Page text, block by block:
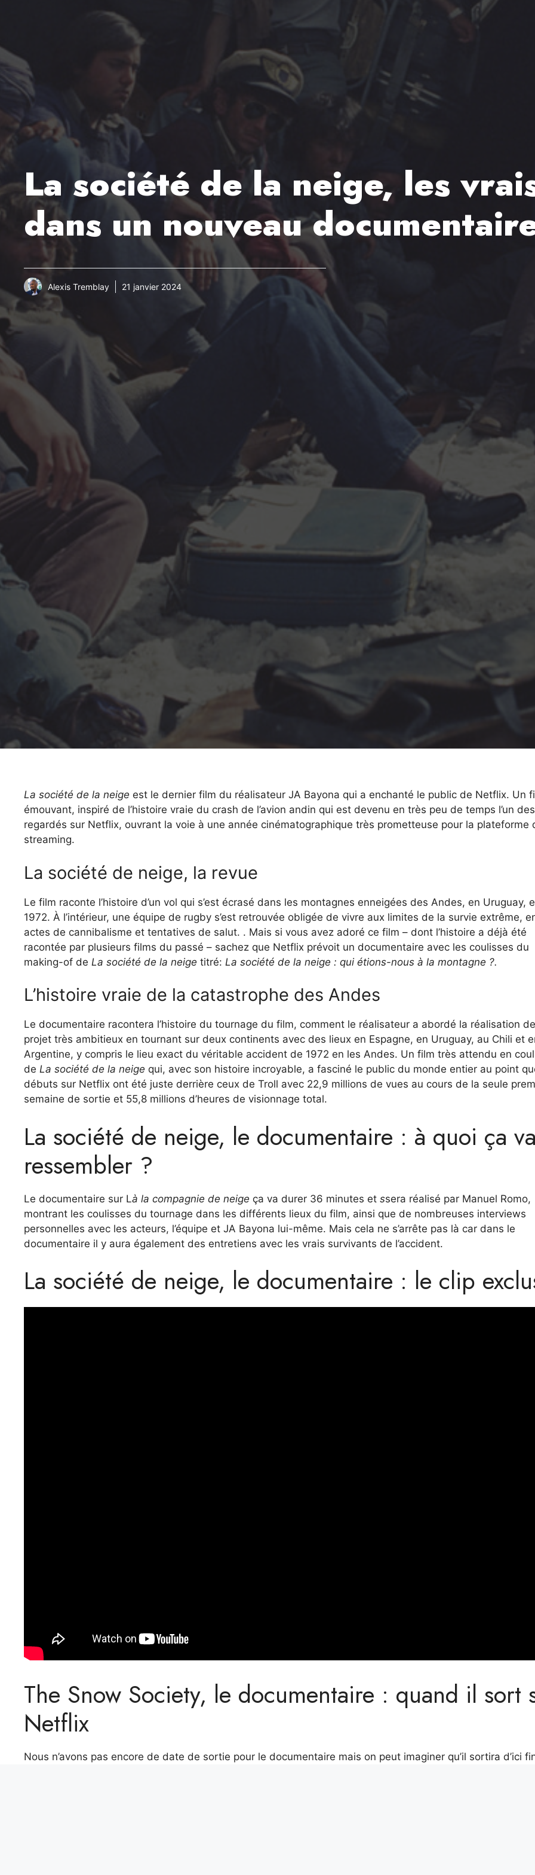
La société de la neige, les
dans un nouveau
Alexis Tremblay 21 janvier 2024
La société de la neige est le dernier film du réalisateur JA Bayona qui a enchanté le public de Netflix. Un
émouvant, inspiré de l’histoire vraie du crash de l’avion andin qui est devenu en très peu de temps l’un
regardés sur Netflix, ouvrant la voie à une année cinématographique très prometteuse pour la plateforme
streaming.
La société de neige, la revue
Le film raconte l’histoire d’un vol qui s’est écrasé dans les montagnes enneigées des Andes, en Uruguay,
1972. À l’intérieur, une équipe de rugby s’est retrouvée obligée de vivre aux limites de la survie extrême,
actes de cannibalisme et tentatives de salut. . Mais si vous avez adoré ce film – dont l’histoire a déjà été
racontée par plusieurs films du passé – sachez que Netflix prévoit un documentaire avec les coulisses du
making-of de La société de la neige titré: La société de la neige : qui étions-nous à la montagne ?.
L’histoire vraie de la catastrophe des Andes
Le documentaire racontera l’histoire du tournage du film, comment le réalisateur a abordé la réalisation
projet très ambitieux en tournant sur deux continents avec des lieux en Espagne, en Uruguay, au Chili et
Argentine, y compris le lieu exact du véritable accident de 1972 en les Andes. Un film très attendu en
de La société de la neige qui, avec son histoire incroyable, a fasciné le public du monde entier au point
débuts sur Netflix ont été juste derrière ceux de Troll avec 22,9 millions de vues au cours de la seule
semaine de sortie et 55,8 millions d’heures de visionnage total.
La société de neige, le documentaire : à quoi ça
ressembler ?
Le documentaire sur Là la compagnie de neige ça va durer 36 minutes et ssera réalisé par Manuel Romo,
montrant les coulisses du tournage dans les différents lieux du film, ainsi que de nombreuses interviews
personnelles avec les acteurs, l’équipe et JA Bayona lui-même. Mais cela ne s’arrête pas là car dans le
documentaire il y aura également des entretiens avec les vrais survivants de l’accident.
La société de neige, le documentaire : le clip
The Snow Society, le documentaire : quand il sort
Netflix
Nous n’avons pas encore de date de sortie pour le documentaire mais on peut imaginer qu’il sortira d’ici